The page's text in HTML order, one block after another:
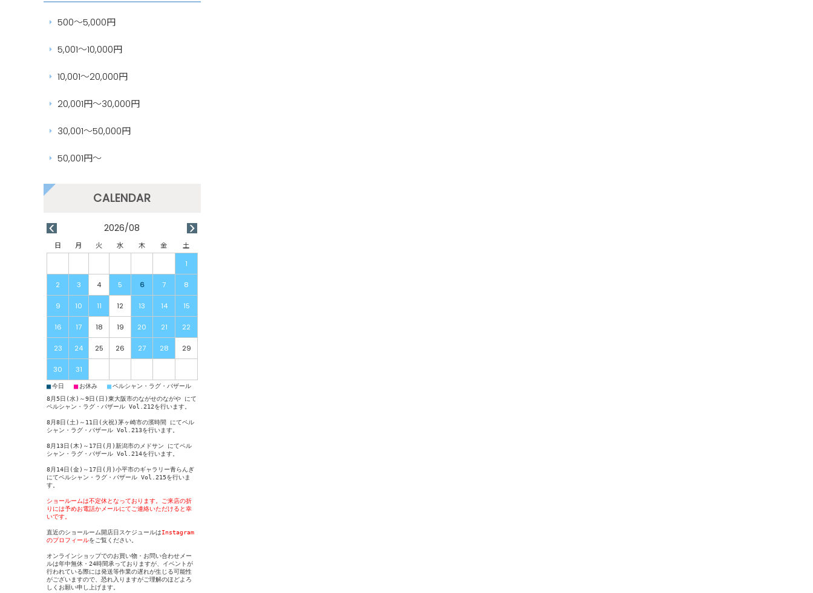
500～5,000円
5,001～10,000円
10,001～20,000円
20,001円～30,000円
30,001～50,000円
50,001円～
2026/08
日 月 火 水 木 金
土
1
2 3 4 5 6 7 8
9 10 11 12 13 14 15
16 17 18 19 20 21 22
23 24 25 26 27 28 29
30 31
■今日 ■お休み ■ペルシャン・ラグ・バザール
8月5日(水)～9日(日)東大阪市のながせのながや にて
ペルシャン・ラグ・バザール Vol.212を行います。
8月8日(土)～11日(火祝)茅ヶ崎市の濱時間 にてペル
シャン・ラグ・バザール Vol.213を行います。
8月13日(木)～17日(月)新潟市のメドサン にてペル
シャン・ラグ・バザール Vol.214を行います。
8月14日(金)～17日(月)小平市のギャラリー青らんぎ
にてペルシャン・ラグ・バザール Vol.215を行いま
す。
ショールームは不定休となっております。ご来店の折
りには予めお電話かメールにてご連絡いただけると幸
いです。
直近のショールーム開店日スケジュールはInstagram
のプロフィールをご覧ください。
オンラインショップでのお買い物・お問い合わせメー
ルは年中無休・24時間承っておりますが、イベントが
行われている際には発送等作業の遅れが生じる可能性
がございますので、恐れ入りますがご理解のほどよろ
しくお願い申し上げます。